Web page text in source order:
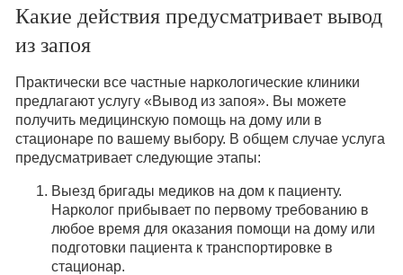
Какие действия предусматривает вывод
из запоя
Практически все частные наркологические клиники
предлагают услугу «Вывод из запоя». Вы можете
получить медицинскую помощь на дому или в
стационаре по вашему выбору. В общем случае услуга
предусматривает следующие этапы:
Выезд бригады медиков на дом к пациенту.
Нарколог прибывает по первому требованию в
любое время для оказания помощи на дому или
подготовки пациента к транспортировке в
стационар.